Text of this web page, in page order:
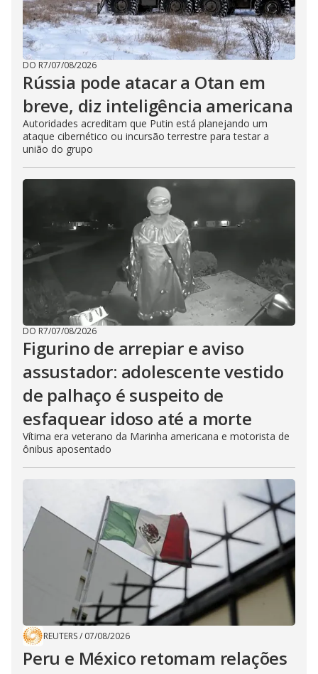
DO R7/07/08/2026
Rússia pode atacar a Otan em
breve, diz inteligência americana
Autoridades acreditam que Putin está planejando um
ataque cibernético ou incursão terrestre para testar a
união do grupo
DO R7/07/08/2026
Figurino de arrepiar e aviso
assustador: adolescente vestido
de palhaço é suspeito de
esfaquear idoso até a morte
Vítima era veterano da Marinha americana e motorista de
ônibus aposentado
REUTERS/ 07/08/2026
Peru e México retomam relações